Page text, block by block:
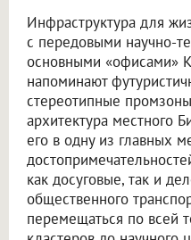
Инфраструктура для
с передовыми научно-
основными «офисами»
напоминают
стереотипные
архитектура местного
его в одну из главных
как досуговые, так и
общественного
перемещаться по всей